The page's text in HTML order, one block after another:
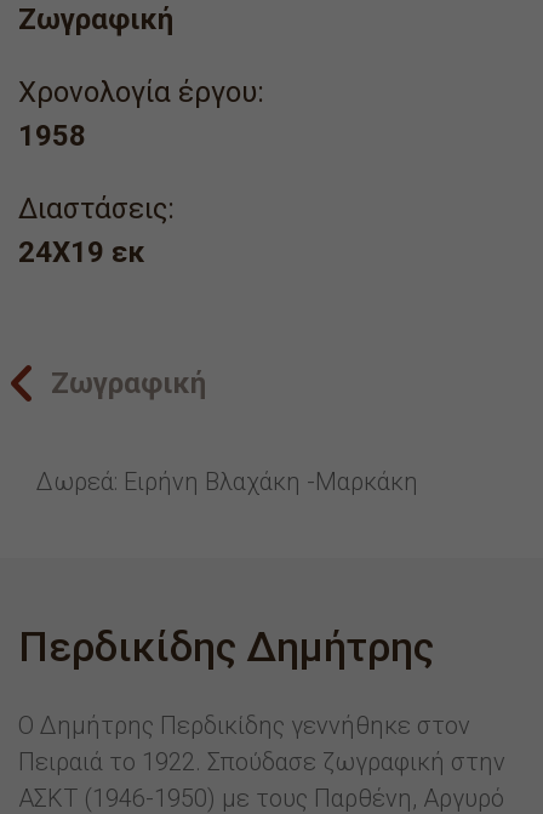
Ζωγραφική
Χρονολογία έργου:
1958
Διαστάσεις:
24X19 εκ
Ζωγραφική
Δωρεά: Ειρήνη Βλαχάκη -Μαρκάκη
Περδικίδης Δημήτρης
Ο Δημήτρης Περδικίδης γεννήθηκε στον
Πειραιά το 1922. Σπούδασε ζωγραφική στην
ΑΣΚΤ (1946-1950) με τους Παρθένη, Αργυρό